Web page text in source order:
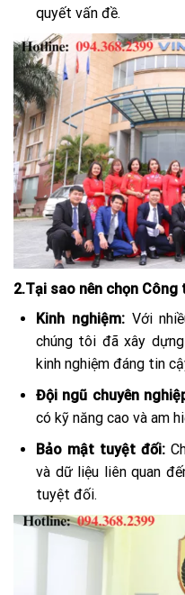
quyết vấn đề.
2.Tại sao nên chọn
Kinh nghiệm: Với
chúng tôi đã xây
kinh nghiệm đáng tin
Đội ngũ chuyên
có kỹ năng cao và am
Bảo mật tuyệt đối:
và dữ liệu liên quan
tuyệt đối.